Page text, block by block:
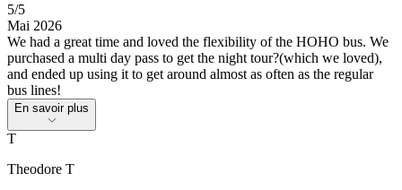
5/5
Mai 2026
We had a great time and loved the flexibility of the HOHO bus. We
purchased a multi day pass to get the night tour?(which we loved),
and ended up using it to get around almost as often as the regular
bus lines!
En savoir plus
T
Theodore T